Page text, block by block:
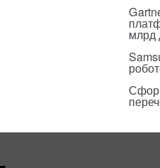
млрд